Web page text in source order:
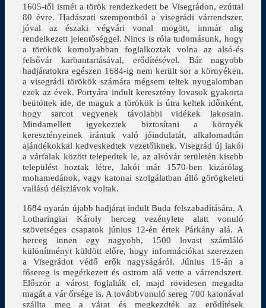
1605-től ismét a török rendezkedett be Visegrádon, ezúttal
80 évre. Hadászati szempontból a visegrádi várrendszer,
jóval az északi végvári vonal mögött, immár alig
rendelkezett jelentőséggel. Nincs is róla tudomásunk, hogy
a törökök komolyabban foglalkoztak volna az alsó-és
felsővár karbantartásával, erődítésével. Bár nagyobb
hadjáratokra egészen 1684-ig nem került sor a környéken,
a visegrádi törökök számára mégsem teltek nyugalomban
ezek az évek. Portyára indult keresztény lovasok gyakorta
beütöttek ide, de maguk a törökök is útra keltek időnként,
hogy sarcot vegyenek távolabbi vidékek lakosain.
Mindamellett igyekeztek biztosítani a környék
keresztényeinek irántuk való jóindulatát, alkalomadtán
ajándékokkal kedveskedtek vezetőiknek. Visegrád új lakói
a várfalak között telepedtek le, az alsóvár területén kisebb
települést hoztak létre, lakói már 1570-ben kizárólag
mohamedánok, vagy katonai szolgálatban álló görögkeleti
vallású délszlávok voltak.
1684 nyarán újabb hadjárat indult Buda felszabadítására. A
Lotharingiai Károly herceg vezénylete alatt vonuló
szövetséges csapatok június 12-én értek Párkány alá. A
herceg innen egy nagyobb, 1500 lovast számláló
különítményt küldött előre, hogy információkat szerezzen
a Visegrádot védő erők nagyságáról. Június 16-án a
fősereg is megérkezett és ostrom alá vette a várrendszert.
Először a várost foglalták el, majd rövidesen megadta
magát a vár őrsége is. A továbbvonuló sereg 700 katonával
szállta meg a várat és megkezdték az erődítések